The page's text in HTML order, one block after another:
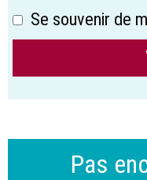
Se souvenir de
Pas